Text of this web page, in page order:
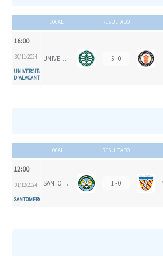
LOCAL RESULTADO
16:00
30/11/2024
UNIVERSITAT
D'ALACANT
UNIVERSITAT D'ALACANT - SAN VICENTE B 5 - 0
LOCAL RESULTADO
12:00
01/12/2024
SANTOMERA
SANTOMERA HC 1 - 0